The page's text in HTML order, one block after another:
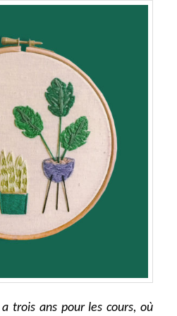
trois ans pour les cours, où